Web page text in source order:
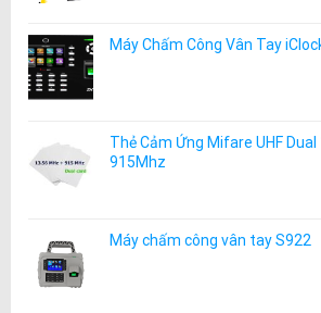
Máy Chấm Công Vân Tay
Thẻ Cảm Ứng Mifare UHF
915Mhz
Máy chấm công vân tay S922